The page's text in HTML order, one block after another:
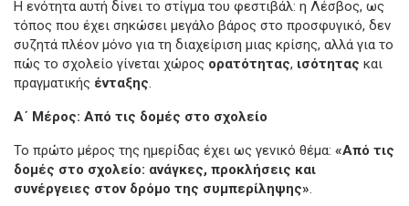
Η ενότητα αυτή δίνει το στίγμα του φεστιβάλ: η Λέσβος, ως
τόπος που έχει σηκώσει μεγάλο βάρος στο προσφυγικό, δεν
συζητά πλέον μόνο για τη διαχείριση μιας κρίσης, αλλά για το
πώς το σχολείο γίνεται χώρος ορατότητας, ισότητας και
πραγματικής ένταξης
Α΄ Μέρος: Από τις δομές στο σχολείο
Το πρώτο μέρος της ημερίδας έχει ως γενικό θέμα: «Από τις
δομές στο σχολείο: ανάγκες, προκλήσεις και
συνέργειες στον δρόμο της συμπερίληψης»